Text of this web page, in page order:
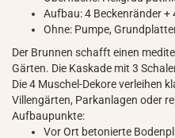
Aufbau: 4 Beckenränder +
Ohne: Pumpe,
Der Brunnen schafft einen
Gärten. Die Kaskade mit 3
Die 4 Muschel-Dekore verleihen
Villengärten, Parkanlagen oder
Aufbaupunkte:
Vor Ort betonierte